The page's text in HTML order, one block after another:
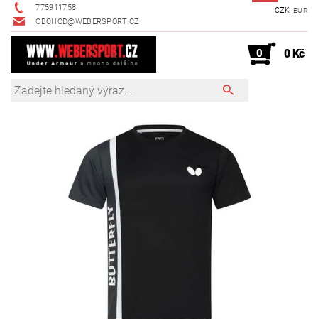
775911758
OBCHOD@WEBERSPORT.CZ
CZK EUR
0 0 Kč